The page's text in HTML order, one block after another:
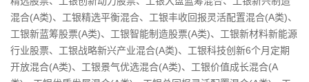
混合(A类)、工银精选平衡混合、工银丰收回报灵活配置混合(A类)、
工银新蓝筹股票(A类)、工银智能制造股票(A类)、工银新材料新能源
行业股票、工银战略新兴产业混合(A类)、工银科技创新6个月定期
开放混合(A类)、工银景气优选混合(A类)、工银价值成长混合(A